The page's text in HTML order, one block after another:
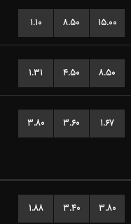
۱.۱۰ ۸.۵۰ ۱۵.۰۰
۱.۳۱ ۴.۵۰ ۸.۵۰
۳.۸۰ ۳.۶۰ ۱.۶۷
۱.۸۸ ۳.۴۰ ۳.۸۰